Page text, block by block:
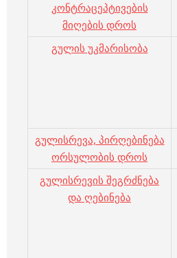
კონტრაცეპტივების
მიღების დროს
გულის უკმარისობა
გულისრევა, პირღებინება
ორსულობის დროს
გულისრევის შეგრძნება
და ღებინება